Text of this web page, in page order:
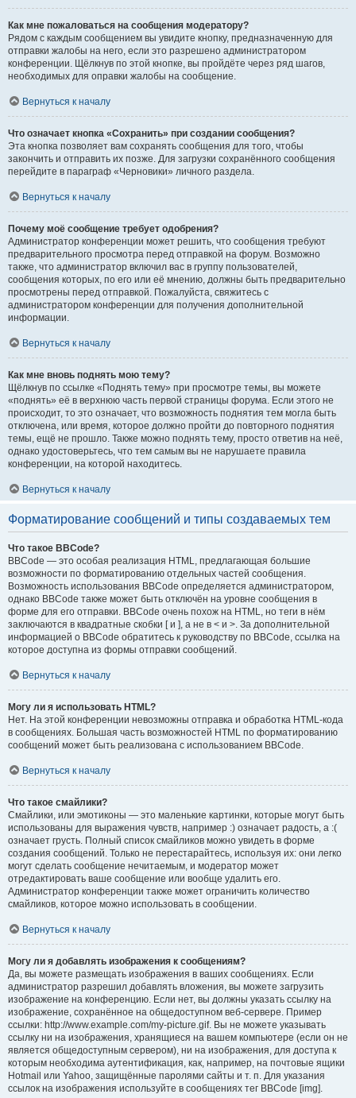
Как мне пожаловаться на сообщения модератору?
Рядом с каждым сообщением вы увидите кнопку, предназначенную для
отправки жалобы на него, если это разрешено администратором
конференции. Щёлкнув по этой кнопке, вы пройдёте через ряд шагов,
необходимых для оправки жалобы на сообщение.
Вернуться к началу
Что означает кнопка «Сохранить» при создании сообщения?
Эта кнопка позволяет вам сохранять сообщения для того, чтобы
закончить и отправить их позже. Для загрузки сохранённого сообщения
перейдите в параграф «Черновики» личного раздела.
Вернуться к началу
Почему моё сообщение требует одобрения?
Администратор конференции может решить, что сообщения требуют
предварительного просмотра перед отправкой на форум. Возможно
также, что администратор включил вас в группу пользователей,
сообщения которых, по его или её мнению, должны быть предварительно
просмотрены перед отправкой. Пожалуйста, свяжитесь с
администратором конференции для получения дополнительной
информации.
Вернуться к началу
Как мне вновь поднять мою тему?
Щёлкнув по ссылке «Поднять тему» при просмотре темы, вы можете
«поднять» её в верхнюю часть первой страницы форума. Если этого не
происходит, то это означает, что возможность поднятия тем могла быть
отключена, или время, которое должно пройти до повторного поднятия
темы, ещё не прошло. Также можно поднять тему, просто ответив на неё,
однако удостоверьтесь, что тем самым вы не нарушаете правила
конференции, на которой находитесь.
Вернуться к началу
Форматирование сообщений и типы создаваемых тем
Что такое BBCode?
BBCode — это особая реализация HTML, предлагающая большие
возможности по форматированию отдельных частей сообщения.
Возможность использования BBCode определяется администратором,
однако BBCode также может быть отключён на уровне сообщения в
форме для его отправки. BBCode очень похож на HTML, но теги в нём
заключаются в квадратные скобки [ и ], а не в < и >. За дополнительной
информацией о BBCode обратитесь к руководству по BBCode, ссылка на
которое доступна из формы отправки сообщений.
Вернуться к началу
Могу ли я использовать HTML?
Нет. На этой конференции невозможны отправка и обработка HTML-кода
в сообщениях. Большая часть возможностей HTML по форматированию
сообщений может быть реализована с использованием BBCode.
Вернуться к началу
Что такое смайлики?
Смайлики, или эмотиконы — это маленькие картинки, которые могут быть
использованы для выражения чувств, например :) означает радость, а :(
означает грусть. Полный список смайликов можно увидеть в форме
создания сообщений. Только не перестарайтесь, используя их: они легко
могут сделать сообщение нечитаемым, и модератор может
отредактировать ваше сообщение или вообще удалить его.
Администратор конференции также может ограничить количество
смайликов, которое можно использовать в сообщении.
Вернуться к началу
Могу ли я добавлять изображения к сообщениям?
Да, вы можете размещать изображения в ваших сообщениях. Если
администратор разрешил добавлять вложения, вы можете загрузить
изображение на конференцию. Если нет, вы должны указать ссылку на
изображение, сохранённое на общедоступном веб-сервере. Пример
ссылки: http://www.example.com/my-picture.gif. Вы не можете указывать
ссылку ни на изображения, хранящиеся на вашем компьютере (если он не
является общедоступным сервером), ни на изображения, для доступа к
которым необходима аутентификация, как, например, на почтовые ящики
Hotmail или Yahoo, защищённые паролями сайты и т. п. Для указания
ссылок на изображения используйте в сообщениях тег BBCode [img].